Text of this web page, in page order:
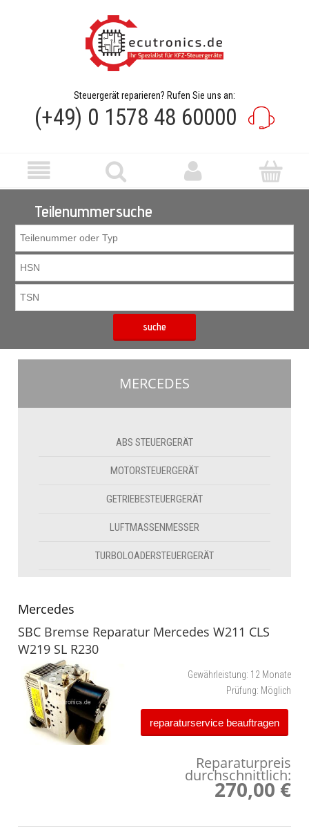
Steuergerät reparieren? Rufen Sie uns an:
(+49) 0 1578 48 60000
Teilenummersuche
suche
MERCEDES
ABS STEUERGERÄT
MOTORSTEUERGERÄT
GETRIEBESTEUERGERÄT
LUFTMASSENMESSER
TURBOLOADERSTEUERGERÄT
Mercedes
SBC Bremse Reparatur Mercedes W211 CLS
W219 SL R230
Gewährleistung: 12 Monate
Prüfung: Möglich
reparaturservice beauftragen
Reparaturpreis
durchschnittlich:
270,00 €